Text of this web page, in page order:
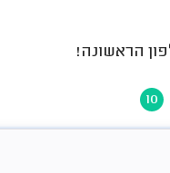
הראשונה!
10